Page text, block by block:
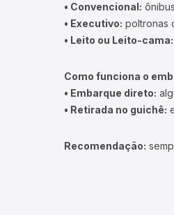
• Convencional:
• Executivo: poltronas
• Leito ou Leito-cama:
Como funciona o
• Embarque direto:
• Retirada no guichê:
Recomendação: